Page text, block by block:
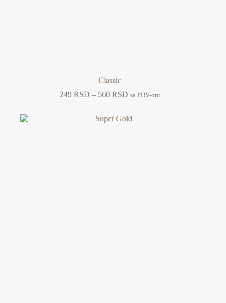
Classic
249 RSD – 560 RSDRaspon
249 RSD
sa PDV-om